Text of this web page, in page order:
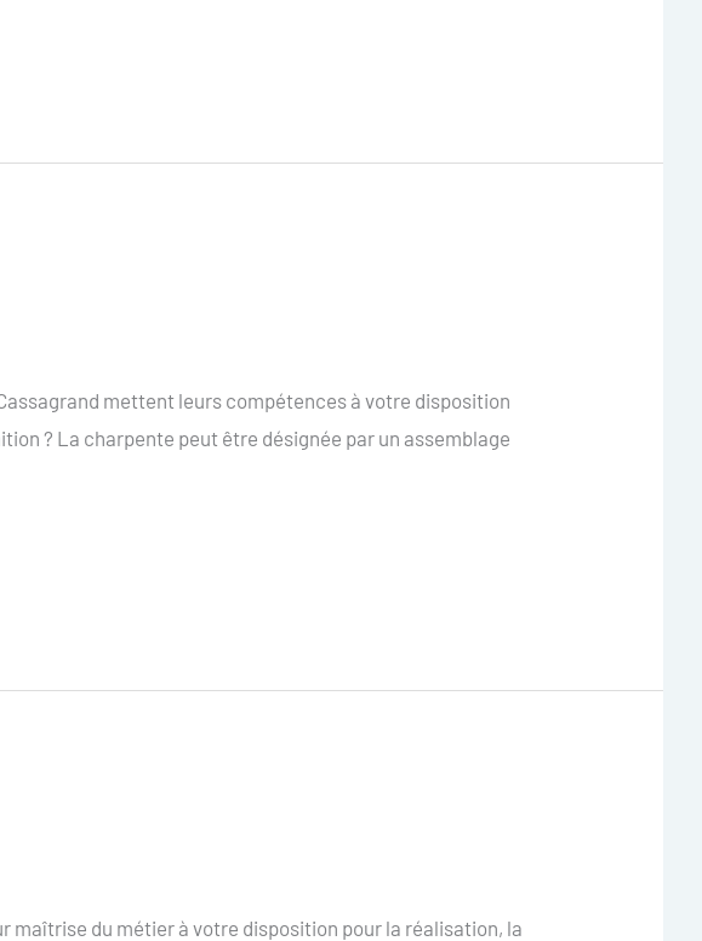
mettent leurs compétences à votre disposition
? La charpente peut être désignée par un assemblage
maîtrise du métier à votre disposition pour la réalisation, la